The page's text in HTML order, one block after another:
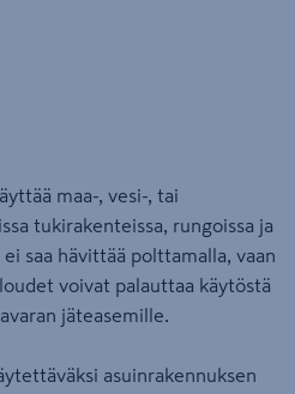
maa-, vesi-, tai
tukirakenteissa, rungoissa ja
saa hävittää polttamalla, vaan
voivat palauttaa käytöstä
jäteasemille.
asuinrakennuksen